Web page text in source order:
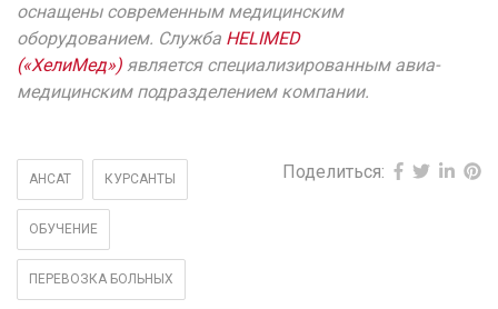
оснащены современным медицинским
оборудованием. Служба HELIMED
(«ХелиМед») является специализированным авиа-
медицинским подразделением компании.
АНСАТ КУРСАНТЫ
ОБУЧЕНИЕ
ПЕРЕВОЗКА БОЛЬНЫХ
Поделиться: